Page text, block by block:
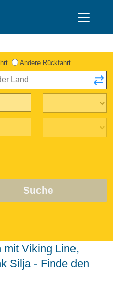
Andere Rückfahrt
Suche
Silja - Finde den